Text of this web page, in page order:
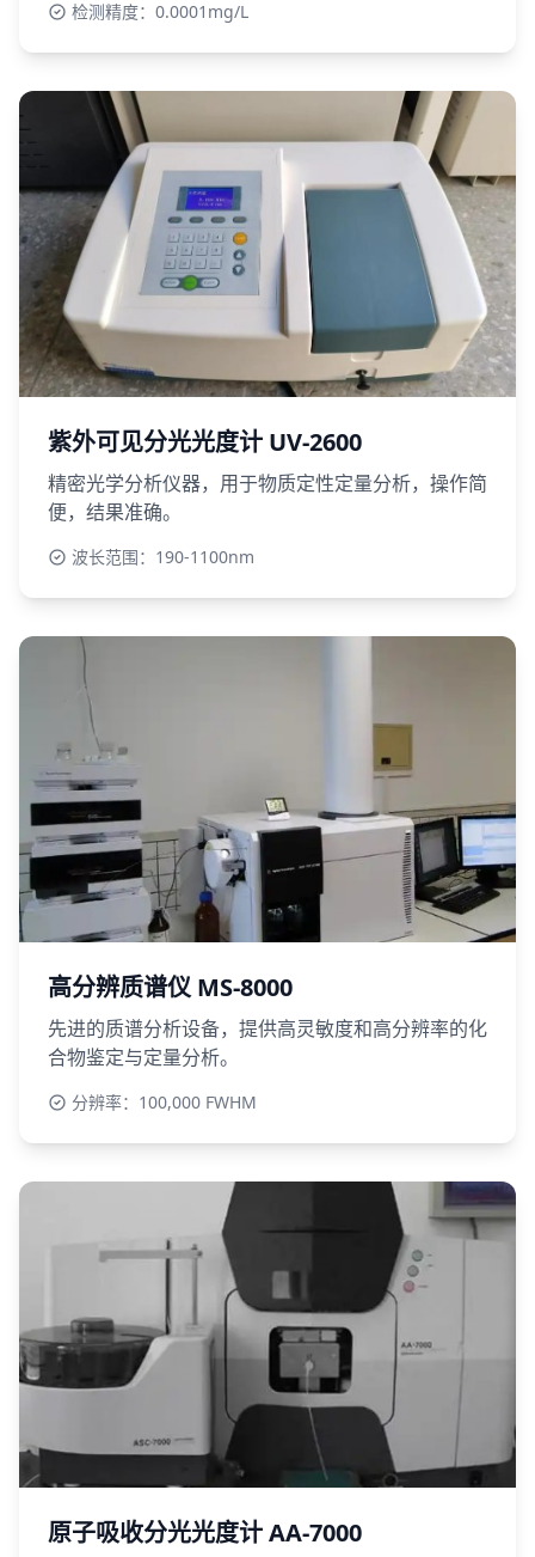
检测精度：0.0001mg/L
紫外可见分光光度计 UV-2600
精密光学分析仪器，用于物质定性定量分析，操作简
便，结果准确。
波长范围：190-1100nm
高分辨质谱仪 MS-8000
先进的质谱分析设备，提供高灵敏度和高分辨率的化
合物鉴定与定量分析。
分辨率：100,000 FWHM
原子吸收分光光度计 AA-7000